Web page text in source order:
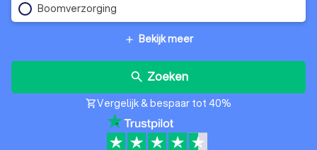
Boomverzorging
add Bekijk meer
search Zoeken
shopping_cartVergelijk & bespaar tot 40%